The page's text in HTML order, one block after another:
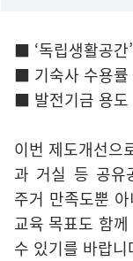
■ ‘독립생활공간
■ 기숙사 수용률
■ 발전기금 용도
이번 제도개선으
과 거실 등 공유
주거 만족도뿐
교육 목표도 함
수 있기를 바랍니